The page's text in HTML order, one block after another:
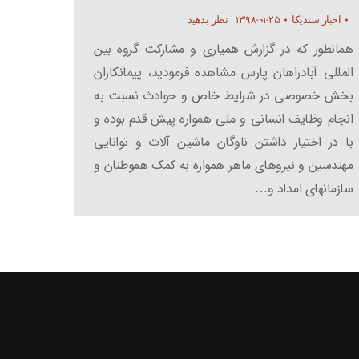
اخبار سندیکا ۱۳۹۸-۰۱-۲۵ نظر بدهید
همانطور که در گزارش همیاری و مشارکت گروه بین
المللی آبادراهان پارس مشاهده فرمودید، پیمانکاران
بخش خصوصی در شرایط خاص و حوادث نسبت به
انجام وظایف انسانی و ملی همواره پیش قدم بوده و
با در اختیار داشتن ناوگان ماشین آلات و توانایی
مهندسین و نیروهای ماهر همواره به کمک هموطنان و
سازمانهای امداد و…